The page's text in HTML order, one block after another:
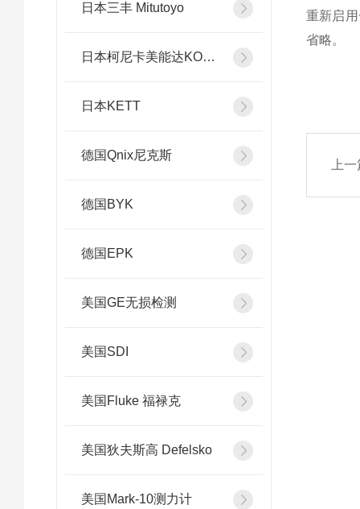
日本三丰 Mitutoyo
日本柯尼卡美能达KONICA MINOLTA
日本KETT
德国Qnix尼克斯
德国BYK
德国EPK
美国GE无损检测
美国SDI
美国Fluke 福禄克
美国狄夫斯高 Defelsko
美国Mark-10测力计
重新启
省略。
上